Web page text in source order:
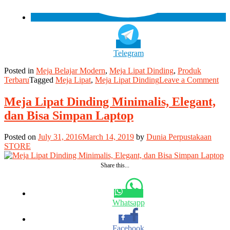
Telegram
Posted in Meja Belajar Modern, Meja Lipat Dinding, Produk
TerbaruTagged Meja Lipat, Meja Lipat DindingLeave a Commenton
Meja Lipat Dinding Minimalis, Elegant,
dan Bisa Simpan Laptop
Posted on July 31, 2016March 14, 2019 by Dunia Perpustakaan
STORE
Share this...
Whatsapp